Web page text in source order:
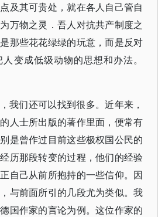
及其可贵处，就在各人自己管自
万物之灵．吾人对抗共产制度之
那些花花绿绿的玩意，而是反对
变成低级动物的思想和办法。
我们还可以找到很多。近年来，
人士所出版的著作里面，便常有
是曾作过目前这些极权国公民的
历那段转变的过程，他们的经验
自己从前所抱持的一些信仰。因
与前面所引的几段尤为类似。我
国作家的言论为例。这位作家的